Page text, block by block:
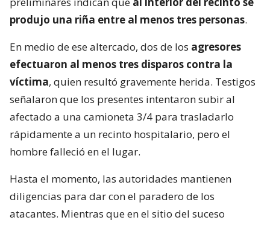
produjo una riña entre al menos tres personas.
En medio de ese altercado, dos de los agresores
efectuaron al menos tres disparos contra la
víctima, quien resultó gravemente herida. Testigos
señalaron que los presentes intentaron subir al
afectado a una camioneta 3/4 para trasladarlo
rápidamente a un recinto hospitalario, pero el
hombre falleció en el lugar.
Hasta el momento, las autoridades mantienen
diligencias para dar con el paradero de los
atacantes. Mientras que en el sitio del suceso